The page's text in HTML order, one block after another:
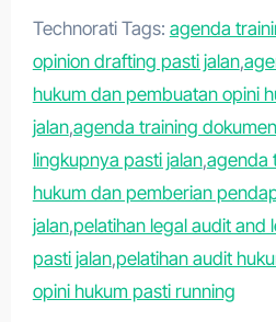
Technorati Tags: agenda
opinion drafting pasti jalan,
hukum dan pembuatan opini
jalan,agenda training
lingkupnya pasti jalan,agenda
hukum dan pemberian
jalan,pelatihan legal audit and
pasti jalan,pelatihan audit
opini hukum pasti running